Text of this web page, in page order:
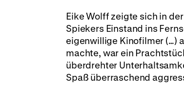
Eike Wolff zeigte sich in der
Spiekers Einstand ins
eigenwillige Kinofilmer (…)
machte, war ein
überdrehter
Spaß überraschend